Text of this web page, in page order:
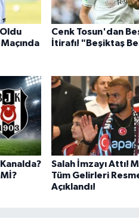
Cenk Tosun'dan
İtirafı! "Beşiktaş
Salah İmzayı Attı!
Tüm Gelirleri
Açıklandı!